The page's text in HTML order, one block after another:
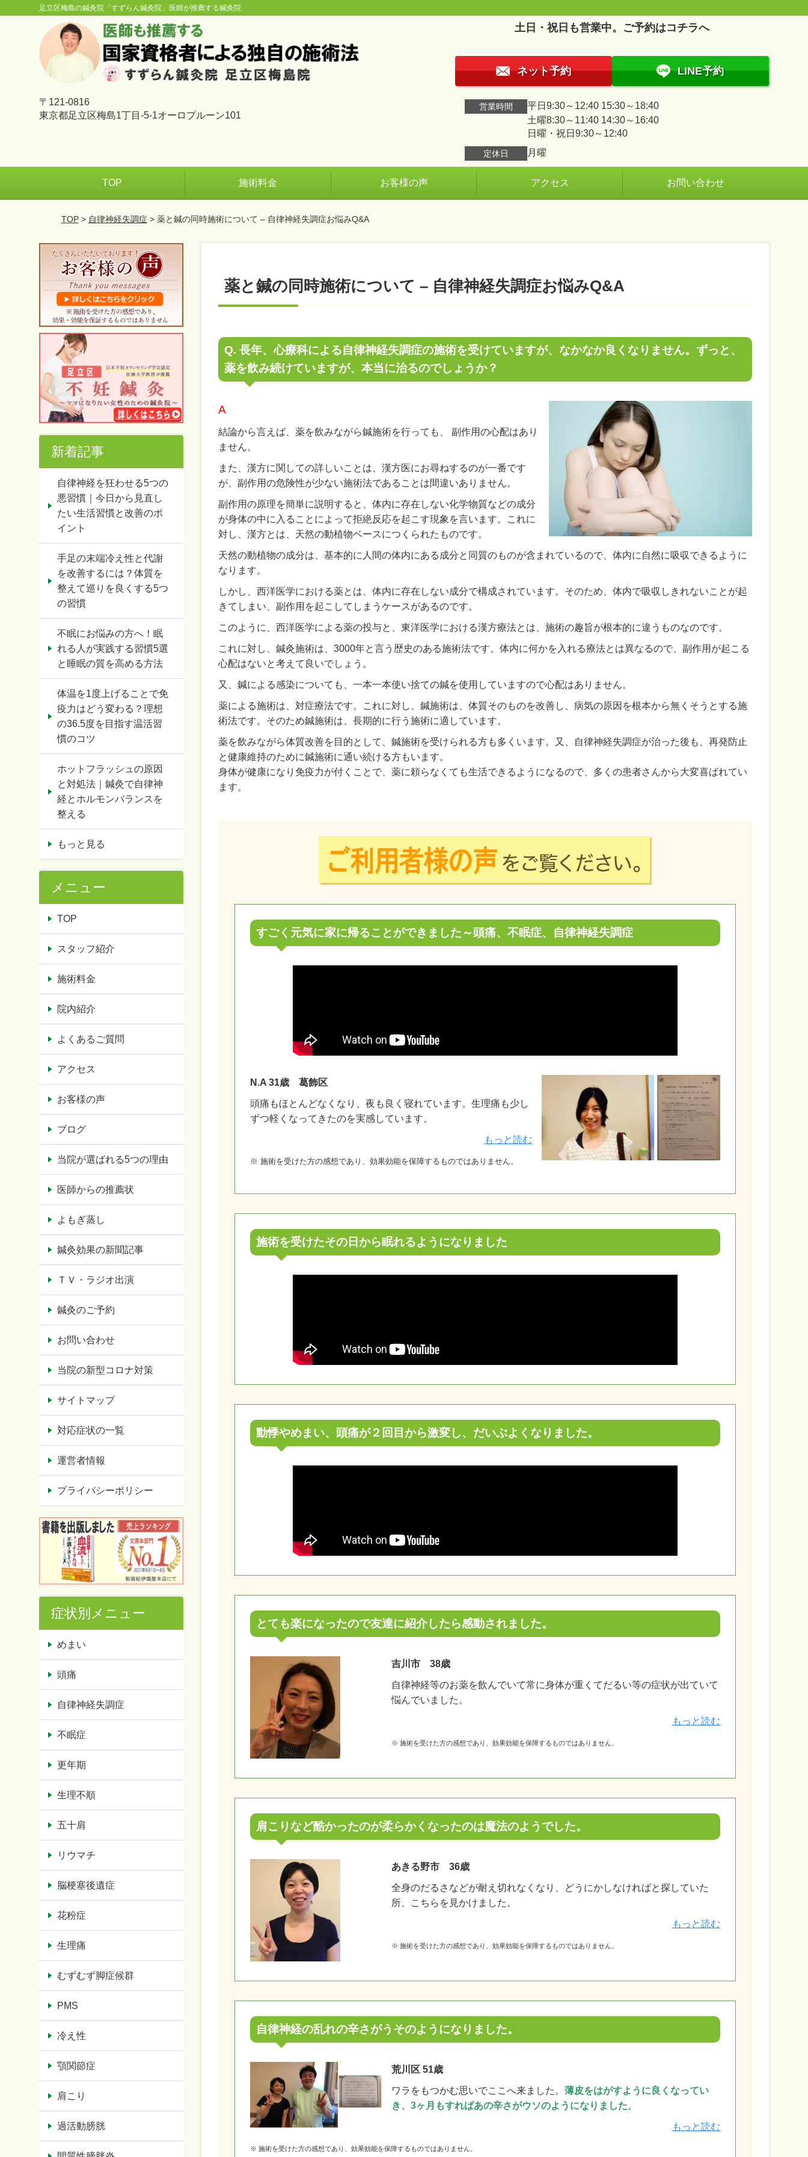
足立区梅島の鍼灸院「すずらん鍼灸院」医師が推薦する鍼灸院
〒121-0816
東京都足立区梅島1丁目-5-1オーロプルーン101
土日・祝日も営業中。ご予約はコチラへ
ネット予約 LINE予約
営業時間
平日9:30～12:40 15:30～18:40
土曜8:30～11:40 14:30～16:40
日曜・祝日9:30～12:40
定休日 月曜
TOP 施術料金 お客様の声 アクセス お問い合わせ
TOP> 自律神経失調症 > 薬と鍼の同時施術について – 自律神経失調症お悩みQ&A
薬と鍼の同時施術について – 自律神経失調症お悩みQ&A
Q. 長年、心療科による自律神経失調症の施術を受けていますが、なかなか良くなりません。ずっと、
薬を飲み続けていますが、本当に治るのでしょうか？
A
結論から言えば、薬を飲みながら鍼施術を行っても、 副作用の心配はあり
ません。
また、漢方に関しての詳しいことは、漢方医にお尋ねするのが一番です
が、副作用の危険性が少ない施術法であることは間違いありません。
副作用の原理を簡単に説明すると、体内に存在しない化学物質などの成分
が身体の中に入ることによって拒絶反応を起こす現象を言います。これに
対し、漢方とは、天然の動植物ベースにつくられたものです。
天然の動植物の成分は、基本的に人間の体内にある成分と同質のものが含まれているので、体内に自然に吸収できるように
なります。
しかし、西洋医学における薬とは、体内に存在しない成分で構成されています。そのため、体内で吸収しきれないことが起
きてしまい、副作用を起こしてしまうケースがあるのです。
このように、西洋医学による薬の投与と、東洋医学における漢方療法とは、施術の趣旨が根本的に違うものなのです。
これに対し、鍼灸施術は、3000年と言う歴史のある施術法です。体内に何かを入れる療法とは異なるので、副作用が起こる
心配はないと考えて良いでしょう。
又、鍼による感染についても、一本一本使い捨ての鍼を使用していますので心配はありません。
薬による施術は、対症療法です。これに対し、鍼施術は、体質そのものを改善し、病気の原因を根本から無くそうとする施
術法です。そのため鍼施術は、長期的に行う施術に適しています。
薬を飲みながら体質改善を目的として、鍼施術を受けられる方も多くいます。又、自律神経失調症が治った後も、再発防止
と健康維持のために鍼施術に通い続ける方もいます。
身体が健康になり免疫力が付くことで、薬に頼らなくても生活できるようになるので、多くの患者さんから大変喜ばれてい
ます。
すごく元気に家に帰ることができました～頭痛、不眠症、自律神経失調症
N.A 31歳 葛飾区
頭痛もほとんどなくなり、夜も良く寝れています。生理痛も少し
ずつ軽くなってきたのを実感しています。
もっと読む
※ 施術を受けた方の感想であり、効果効能を保障するものではありません。
施術を受けたその日から眠れるようになりました
動悸やめまい、頭痛が２回目から激変し、だいぶよくなりました。
とても楽になったので友達に紹介したら感動されました。
吉川市 38歳
自律神経等のお薬を飲んでいて常に身体が重くてだるい等の症状が出ていて
悩んでいました。
もっと読む
※ 施術を受けた方の感想であり、効果効能を保障するものではありません。
肩こりなど酷かったのが柔らかくなったのは魔法のようでした。
あきる野市 36歳
全身のだるさなどが耐え切れなくなり、どうにかしなければと探していた
所、こちらを見かけました。
もっと読む
※ 施術を受けた方の感想であり、効果効能を保障するものではありません。
自律神経の乱れの辛さがうそのようになりました。
荒川区 51歳
ワラをもつかむ思いでここへ来ました。 薄皮をはがすように良くなってい
き、3ヶ月もすればあの辛さがウソのようになりました。
もっと読む
※ 施術を受けた方の感想であり、効果効能を保障するものではありません。
新着記事
自律神経を狂わせる5つの
悪習慣｜今日から見直し
たい生活習慣と改善のポ
イント
手足の末端冷え性と代謝
を改善するには？体質を
整えて巡りを良くする5つ
の習慣
不眠にお悩みの方へ！眠
れる人が実践する習慣5選
と睡眠の質を高める方法
体温を1度上げることで免
疫力はどう変わる？理想
の36.5度を目指す温活習
慣のコツ
ホットフラッシュの原因
と対処法｜鍼灸で自律神
経とホルモンバランスを
整える
もっと見る
メニュー
TOP
スタッフ紹介
施術料金
院内紹介
よくあるご質問
アクセス
お客様の声
ブログ
当院が選ばれる5つの理由
医師からの推薦状
よもぎ蒸し
鍼灸効果の新聞記事
ＴＶ・ラジオ出演
鍼灸のご予約
お問い合わせ
当院の新型コロナ対策
サイトマップ
対応症状の一覧
運営者情報
プライバシーポリシー
症状別メニュー
めまい
頭痛
自律神経失調症
不眠症
更年期
生理不順
五十肩
リウマチ
脳梗塞後遺症
花粉症
生理痛
むずむず脚症候群
PMS
冷え性
顎関節症
肩こり
過活動膀胱